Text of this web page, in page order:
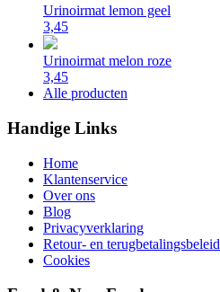
Urinoirmat lemon geel
3,45
Urinoirmat melon roze
3,45
Alle producten
Handige Links
Home
Klantenservice
Over ons
Blog
Privacyverklaring
Retour- en terugbetalingsbeleid
Cookies